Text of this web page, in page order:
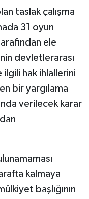
taslak çalışma
31 oyun
ele
devletlerarası
hak ihlallerini
bir yargılama
verilecek karar
kalmaya
başlığının